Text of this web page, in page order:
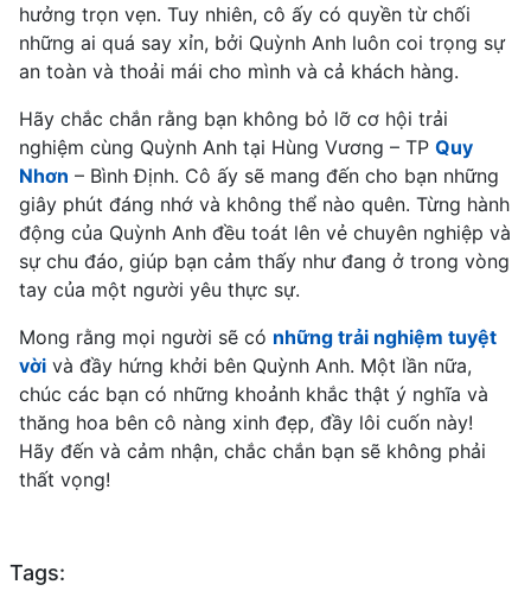
hưởng trọn vẹn. Tuy nhiên, cô ấy có quyền từ chối
những ai quá say xỉn, bởi Quỳnh Anh luôn coi trọng sự
an toàn và thoải mái cho mình và cả khách hàng.
Hãy chắc chắn rằng bạn không bỏ lỡ cơ hội trải
nghiệm cùng Quỳnh Anh tại Hùng Vương – TP Quy
Nhơn – Bình Định. Cô ấy sẽ mang đến cho bạn những
giây phút đáng nhớ và không thể nào quên. Từng hành
động của Quỳnh Anh đều toát lên vẻ chuyên nghiệp và
sự chu đáo, giúp bạn cảm thấy như đang ở trong vòng
tay của một người yêu thực sự.
Mong rằng mọi người sẽ có những trải nghiệm tuyệt
vời và đầy hứng khởi bên Quỳnh Anh. Một lần nữa,
chúc các bạn có những khoảnh khắc thật ý nghĩa và
thăng hoa bên cô nàng xinh đẹp, đầy lôi cuốn này!
Hãy đến và cảm nhận, chắc chắn bạn sẽ không phải
thất vọng!
Tags: